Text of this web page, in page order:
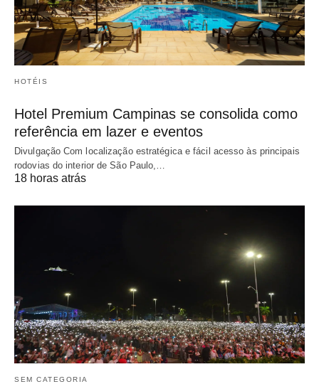
HOTÉIS
Hotel Premium Campinas se consolida como
referência em lazer e eventos
Divulgação Com localização estratégica e fácil acesso às principais
rodovias do interior de São Paulo,…
18 horas atrás
SEM CATEGORIA